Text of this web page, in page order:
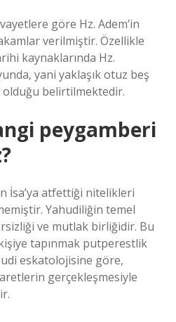
göre Hz. Adem’in
verilmiştir. Özellikle
kaynaklarında Hz.
yani yaklaşık otuz beş
olduğu belirtilmektedir.
peygamberi
İsa’ya atfettiği nitelikleri
Yahudiliğin temel
ve mutlak birliğidir. Bu
tapınmak putperestlik
eskatolojisine göre,
gerçekleşmesiyle